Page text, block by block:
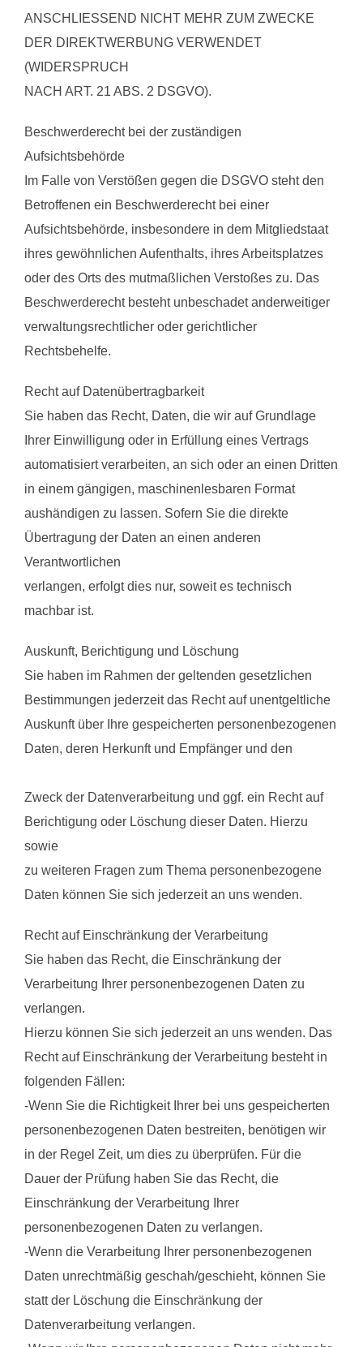
ANSCHLIESSEND NICHT MEHR ZUM ZWECKE
DER DIREKTWERBUNG VERWENDET
(WIDERSPRUCH
NACH ART. 21 ABS. 2 DSGVO).
Beschwerderecht bei der zuständigen
Aufsichtsbehörde
Im Falle von Verstößen gegen die DSGVO steht den
Betroffenen ein Beschwerderecht bei einer
Aufsichtsbehörde, insbesondere in dem Mitgliedstaat
ihres gewöhnlichen Aufenthalts, ihres Arbeitsplatzes
oder des Orts des mutmaßlichen Verstoßes zu. Das
Beschwerderecht besteht unbeschadet anderweitiger
verwaltungsrechtlicher oder gerichtlicher
Rechtsbehelfe.
Recht auf Datenübertragbarkeit
Sie haben das Recht, Daten, die wir auf Grundlage
Ihrer Einwilligung oder in Erfüllung eines Vertrags
automatisiert verarbeiten, an sich oder an einen Dritten
in einem gängigen, maschinenlesbaren Format
aushändigen zu lassen. Sofern Sie die direkte
Übertragung der Daten an einen anderen
Verantwortlichen
verlangen, erfolgt dies nur, soweit es technisch
machbar ist.
Auskunft, Berichtigung und Löschung
Sie haben im Rahmen der geltenden gesetzlichen
Bestimmungen jederzeit das Recht auf unentgeltliche
Auskunft über Ihre gespeicherten personenbezogenen
Daten, deren Herkunft und Empfänger und den
Zweck der Datenverarbeitung und ggf. ein Recht auf
Berichtigung oder Löschung dieser Daten. Hierzu
sowie
zu weiteren Fragen zum Thema personenbezogene
Daten können Sie sich jederzeit an uns wenden.
Recht auf Einschränkung der Verarbeitung
Sie haben das Recht, die Einschränkung der
Verarbeitung Ihrer personenbezogenen Daten zu
verlangen.
Hierzu können Sie sich jederzeit an uns wenden. Das
Recht auf Einschränkung der Verarbeitung besteht in
folgenden Fällen:
-Wenn Sie die Richtigkeit Ihrer bei uns gespeicherten
personenbezogenen Daten bestreiten, benötigen wir
in der Regel Zeit, um dies zu überprüfen. Für die
Dauer der Prüfung haben Sie das Recht, die
Einschränkung der Verarbeitung Ihrer
personenbezogenen Daten zu verlangen.
-Wenn die Verarbeitung Ihrer personenbezogenen
Daten unrechtmäßig geschah/geschieht, können Sie
statt der Löschung die Einschränkung der
Datenverarbeitung verlangen.